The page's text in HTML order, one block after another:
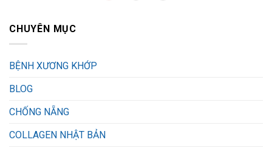
CHUYÊN MỤC
BỆNH XƯƠNG KHỚP
BLOG
CHỐNG NẴNG
COLLAGEN NHẬT BẢN